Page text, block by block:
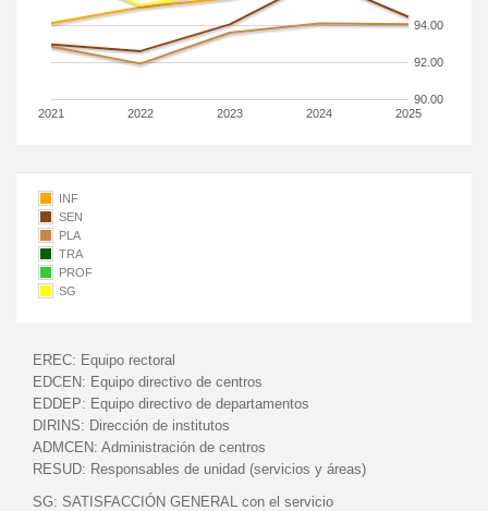
2021 2022 2023 2024 2025
90.00
92.00
94.00
INF
SEN
PLA
TRA
PROF
SG
EREC: Equipo rectoral
EDCEN: Equipo directivo de centros
EDDEP: Equipo directivo de departamentos
DIRINS: Dirección de institutos
ADMCEN: Administración de centros
RESUD: Responsables de unidad (servicios y áreas)
SG: SATISFACCIÓN GENERAL con el servicio